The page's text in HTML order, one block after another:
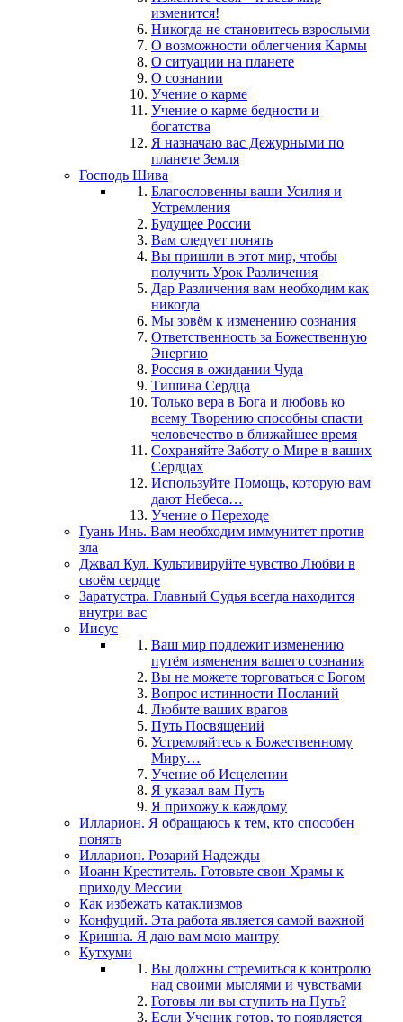
изменится!
Никогда не становитесь взрослыми
О возможности облегчения Кармы
О ситуации на планете
О сознании
Учение о карме
Учение о карме бедности и
богатства
Я назначаю вас Дежурными по
планете Земля
Господь Шива
Благословенны ваши Усилия и
Устремления
Будущее России
Вам следует понять
Вы пришли в этот мир, чтобы
получить Урок Различения
Дар Различения вам необходим как
никогда
Мы зовём к изменению сознания
Ответственность за Божественную
Энергию
Россия в ожидании Чуда
Тишина Сердца
Только вера в Бога и любовь ко
всему Творению способны спасти
человечество в ближайшее время
Сохраняйте Заботу о Мире в ваших
Сердцах
Используйте Помощь, которую вам
дают Небеса…
Учение о Переходе
Гуань Инь. Вам необходим иммунитет против
зла
Джвал Кул. Культивируйте чувство Любви в
своём сердце
Заратустра. Главный Судья всегда находится
внутри вас
Иисус
Ваш мир подлежит изменению
путём изменения вашего сознания
Вы не можете торговаться с Богом
Вопрос истинности Посланий
Любите ваших врагов
Путь Посвящений
Устремляйтесь к Божественному
Миру…
Учение об Исцелении
Я указал вам Путь
Я прихожу к каждому
Илларион. Я обращаюсь к тем, кто способен
понять
Илларион. Розарий Надежды
Иоанн Креститель. Готовьте свои Храмы к
приходу Мессии
Как избежать катаклизмов
Конфуций. Эта работа является самой важной
Кришна. Я даю вам мою мантру
Кутхуми
Вы должны стремиться к контролю
над своими мыслями и чувствами
Готовы ли вы ступить на Путь?
Если Ученик готов, то появляется